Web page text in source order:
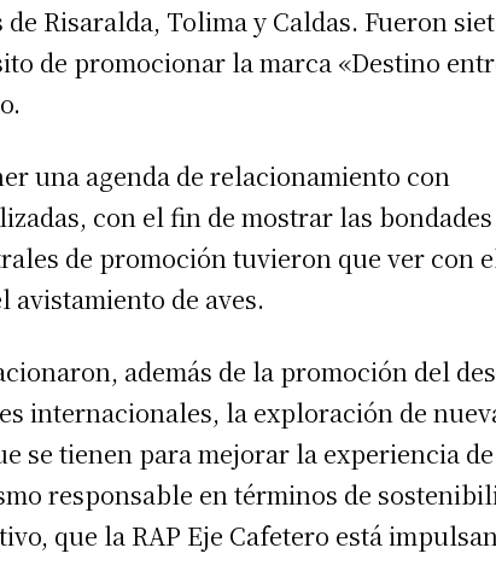
Risaralda, Tolima y Caldas. Fueron
de promocionar la marca «Destino
una agenda de relacionamiento con
con el fin de mostrar las
de promoción tuvieron que ver con
de aves.
además de la promoción del
internacionales, la exploración de
se tienen para mejorar la experiencia
responsable en términos de
que la RAP Eje Cafetero está